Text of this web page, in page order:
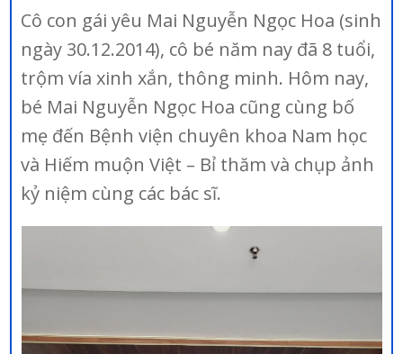
Cô con gái yêu Mai Nguyễn Ngọc Hoa (sinh
ngày 30.12.2014), cô bé năm nay đã 8 tuổi,
trộm vía xinh xắn, thông minh. Hôm nay,
bé Mai Nguyễn Ngọc Hoa cũng cùng bố
mẹ đến Bệnh viện chuyên khoa Nam học
và Hiếm muộn Việt – Bỉ thăm và chụp ảnh
kỷ niệm cùng các bác sĩ.